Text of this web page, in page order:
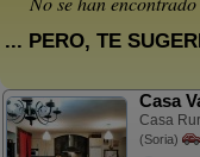
... PERO, TE
Casa
Casa
(Soria)